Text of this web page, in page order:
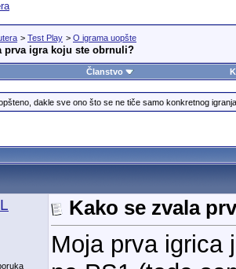
> Test Play > O igrama uopšte
prva igra koju ste obrnuli?
Članstvo
dakle sve ono što se ne tiče samo konkretnog
Kako se zvala
Moja prva igrica